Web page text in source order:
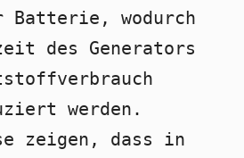
Batterie, wodurch
des Generators
werden.
zeigen, dass in